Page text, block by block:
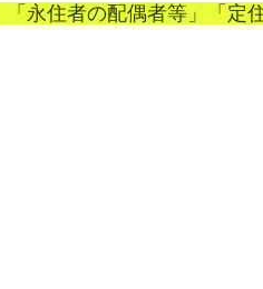
永住者の配偶者等」「定住